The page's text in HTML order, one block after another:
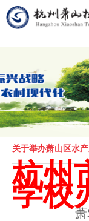
关于举办萧山区水
杭州
学校